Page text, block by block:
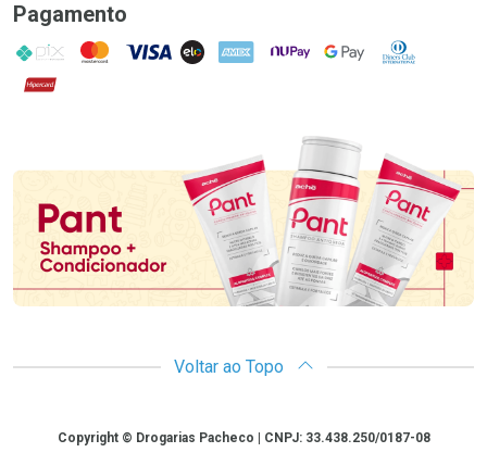
Pagamento
PIX MasterCard
VISA ELO AMEX NuPay Google PayDiners Club
Hipercard
Promoção em Destaque
Voltar ao Topo
CopyrightCopyright © Drogarias Pacheco | CNPJ: 33.438.250/0187-08